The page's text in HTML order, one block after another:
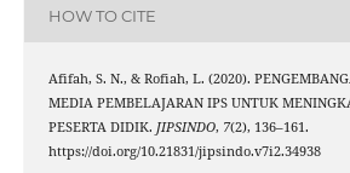
HOW TO CITE
Afifah, S. N., & Rofiah, L. (2020).
MEDIA PEMBELAJARAN IPS UNTUK
PESERTA DIDIK. JIPSINDO, 7(2), 136–161.
https://doi.org/10.21831/jipsindo.v7i2.34938